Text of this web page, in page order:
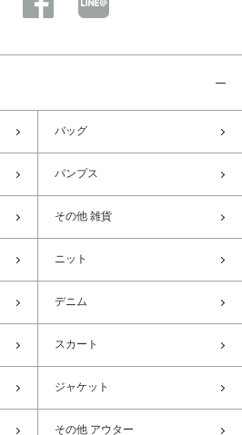
バッグ
パンプス
その他 雑貨
ニット
デニム
スカート
ジャケット
その他 アウター